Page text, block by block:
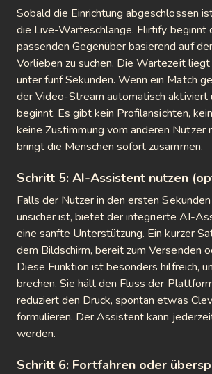
Sobald die Einrichtung abgeschlossen
die Live-Warteschlange. Flirtify beginnt
passenden Gegenüber basierend auf
Vorlieben zu suchen. Die Wartezeit
unter fünf Sekunden. Wenn ein Match
der Video-Stream automatisch aktiviert
beginnt. Es gibt kein Profilansichten,
keine Zustimmung vom anderen Nutzer
bringt die Menschen sofort zusammen.
Schritt 5: AI-Assistent nutzen
Falls der Nutzer in den ersten
unsicher ist, bietet der integrierte AI-
eine sanfte Unterstützung. Ein kurzer
dem Bildschirm, bereit zum Versenden
Diese Funktion ist besonders hilfreich,
brechen. Sie hält den Fluss der
reduziert den Druck, spontan etwas
formulieren. Der Assistent kann
werden.
Schritt 6: Fortfahren oder